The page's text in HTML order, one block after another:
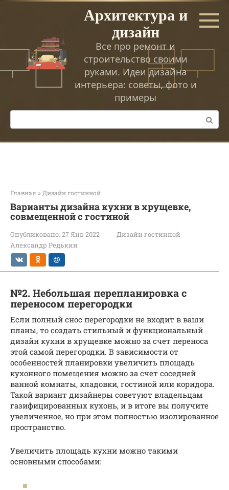
Перейти
Архитектура и
дизайн
Все про ремонт и
строительство своими
руками. Идеи дизайна
интерьера: советы, фото и
примеры
Поиск:
Главная » Дизайн гостинной
Варианты дизайна кухни в хрущевке,
совмещенной с гостиной
Опубликовано: 27 Янв 2022
Дизайн гостинной
Александр Редькин
№2. Небольшая перепланировка с
переносом перегородки
Если полный снос перегородки не входит в ваши
планы, то создать стильный и функциональный
дизайн кухни в хрущевке можно за счет переноса
этой самой перегородки. В зависимости от
особенностей планировки увеличить площадь
кухонного помещения можно за счет соседней
ванной комнаты, кладовки, гостиной или коридора.
Такой вариант дизайнеры советуют владельцам
газифицированных кухонь, и в итоге вы получите
увеличенное, но при этом полностью изолированное
пространство.
Увеличить площадь кухни можно такими
основными способами: